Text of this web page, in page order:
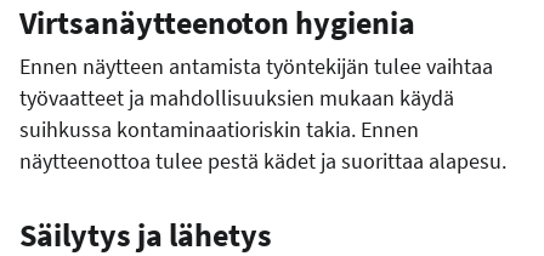
Virtsanäytteenoton hygienia
Ennen näytteen antamista työntekijän tulee vaihtaa
työvaatteet ja mahdollisuuksien mukaan käydä
suihkussa kontaminaatioriskin takia. Ennen
näytteenottoa tulee pestä kädet ja suorittaa alapesu.
Säilytys ja lähetys